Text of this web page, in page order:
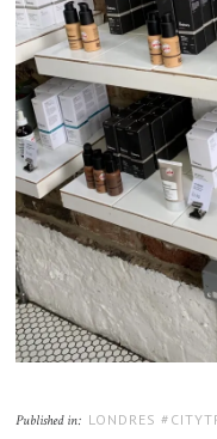
Published in: LONDRES